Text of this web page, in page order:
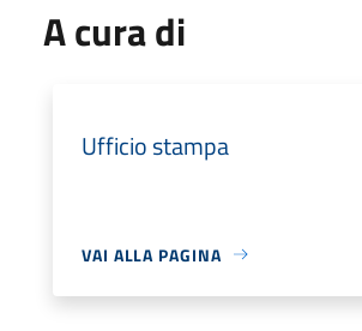
A cura di
Ufficio stampa
VAI ALLA PAGINA